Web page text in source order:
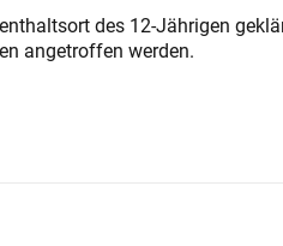
des 12-Jährigen
angetroffen werden.